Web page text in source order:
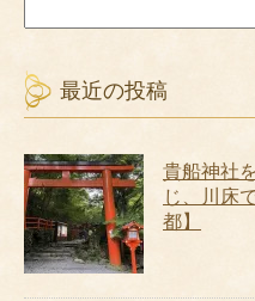
最近の投稿
貴船神社
じ、川床
都】